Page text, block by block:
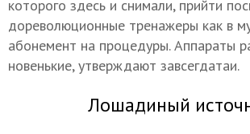
которого здесь и снимали, прийти
дореволюционные тренажеры как в
абонемент на процедуры. Аппараты
новенькие, утверждают завсегдатаи.
Лошадиный